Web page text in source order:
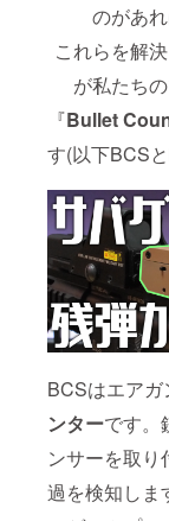
のがあれ
これらを解
が私たち
『Bullet
す(以下
BCSはエアガ
ンターです。
ンサーを取り
過を検知しま